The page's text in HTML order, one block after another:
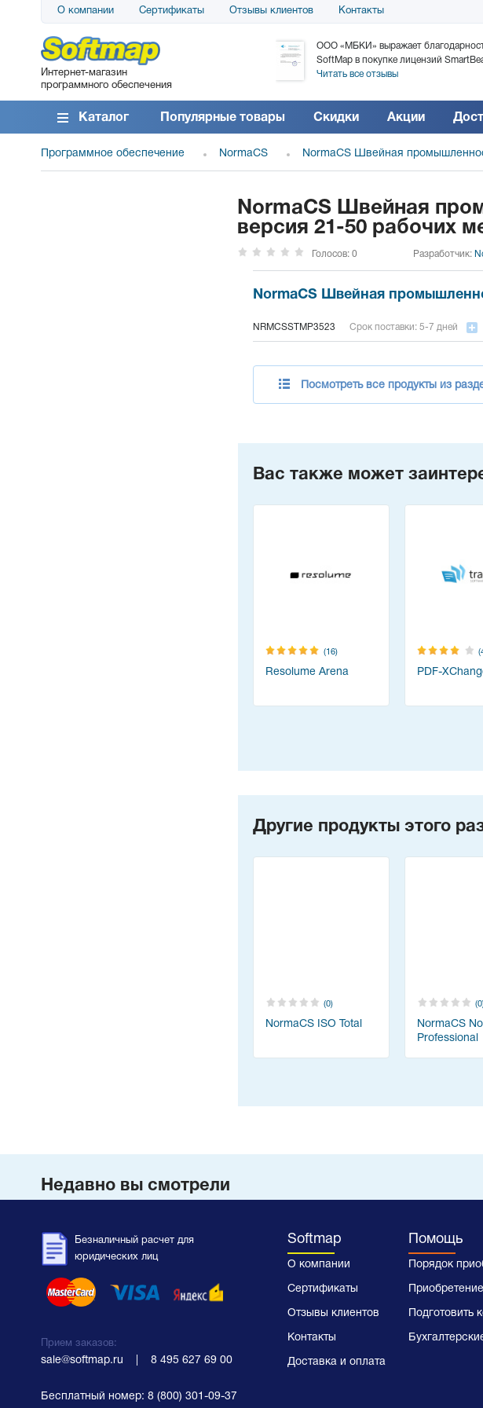
О компании Сертификаты Отзывы клиентов Контакты
Интернет-магазин
программного обеспечения
АО «АТС» благодарит компанию SoftMap за
поставку программного обеспечения SolarWinds
DameWare...
Читать все отзывы
ООО «МБКИ» выражает
SoftMap в покупке лицензий
Читать все отзывы
Каталог Популярные товары Скидки Акции
Программное обеспечение NormaCS NormaCS Швейная
NormaCS Швейная
версия 21-50 рабочих
Голосов: 0 Разработчик:
NormaCS Швейная
NRMCSSTMP3523 Срок поставки: 5-7 дней
Посмотреть все продукты из
Вас также может
(16)
Resolume Arena PDF-
Другие продукты этого
(0)
NormaCS ISO Total
NormaCS
Professional
Недавно вы смотрели
Безналичный расчет для
юридических лиц
Прием заказов:
sale@softmap.ru 8 495 627 69 00
Бесплатный номер: 8 (800) 301-09-37
Softmap
О компании
Сертификаты
Отзывы клиентов
Контакты
Доставка и оплата
Помощь
Порядок
Подготовить